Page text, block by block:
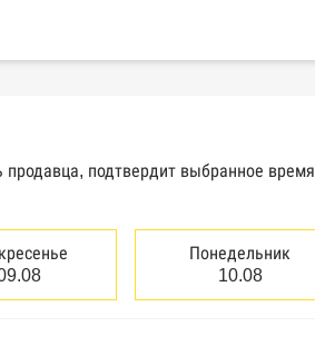
продавца, подтвердит выбранное время
Понедельник
10.08